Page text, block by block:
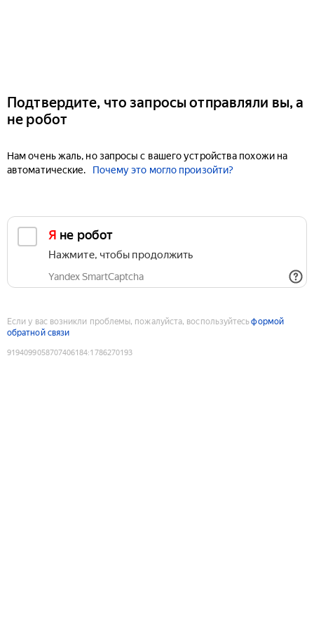
Подтвердите, что запросы отправляли вы, а
не робот
Нам очень жаль, но запросы с вашего устройства похожи на
автоматические.
Почему это могло произойти?
Я не робот
Нажмите, чтобы продолжить
Yandex SmartCaptcha
Если у вас возникли проблемы, пожалуйста, воспользуйтесьформой
обратной связи
9194099058707406184:1786270193